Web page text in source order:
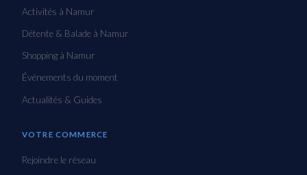
Activités à Namur
Détente & Balade à Namur
Shopping à Namur
Événements du moment
Actualités & Guides
VOTRE COMMERCE
Rejoindre le réseau